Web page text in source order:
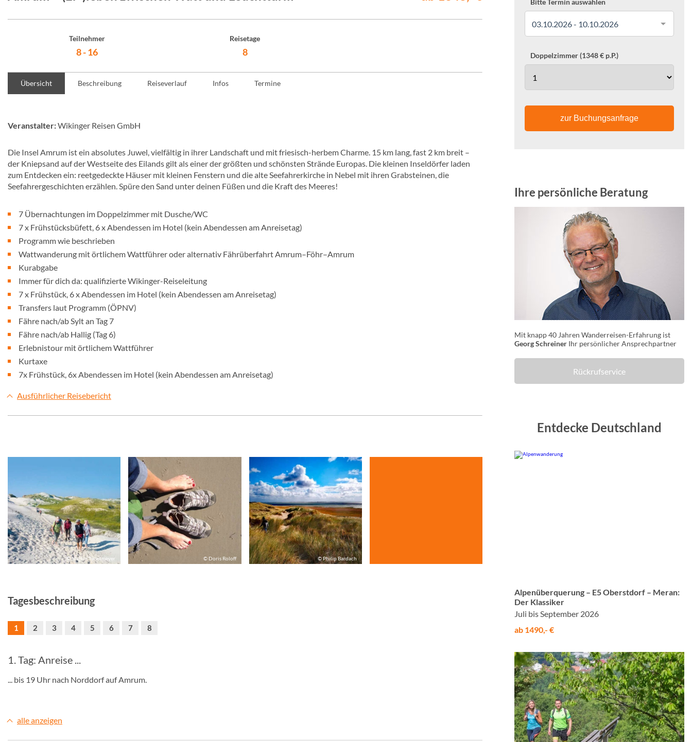
Teilnehmer
8 - 16
Reisetage
8
Übersicht Beschreibung Reiseverlauf Infos Termine
Veranstalter:Wikinger Reisen GmbH
Die Insel Amrum ist ein absolutes Juwel, vielfältig in ihrer Landschaft und mit friesisch-herbem Charme. 15 km lang, fast 2 km breit –
der Kniepsand auf der Westseite des Eilands gilt als einer der größten und schönsten Strände Europas. Die kleinen Inseldörfer laden
zum Entdecken ein: reetgedeckte Häuser mit kleinen Fenstern und die alte Seefahrerkirche in Nebel mit ihren Grabsteinen, die
Seefahrergeschichten erzählen. Spüre den Sand unter deinen Füßen und die Kraft des Meeres!
7 Übernachtungen im Doppelzimmer mit Dusche/WC
7 x Frühstücksbüfett, 6 x Abendessen im Hotel (kein Abendessen am Anreisetag)
Programm wie beschrieben
Wattwanderung mit örtlichem Wattführer oder alternativ Fährüberfahrt Amrum–Föhr–Amrum
Kurabgabe
Immer für dich da: qualifizierte Wikinger-Reiseleitung
7 x Frühstück, 6 x Abendessen im Hotel (kein Abendessen am Anreisetag)
Transfers laut Programm (ÖPNV)
Fähre nach/ab Sylt an Tag 7
Fähre nach/ab Hallig (Tag 6)
Erlebnistour mit örtlichem Wattführer
Kurtaxe
7x Frühstück, 6x Abendessen im Hotel (kein Abendessen am Anreisetag)
Ausführlicher Reisebericht
© Martin Twietmeyer © Doris Roloff © Philip Bardach
Tagesbeschreibung
1 2 3 4 5 6 7 8
1. Tag: Anreise ...
... bis 19 Uhr nach Norddorf auf Amrum.
alle anzeigen
Bitte Termin auswählen
03.10.2026 - 10.10.2026
Doppelzimmer (1348 € p.P.)
zur Buchungsanfrage
Ihre persönliche Beratung
Mit knapp 40 Jahren Wanderreisen-Erfahrung ist
Georg Schreiner Ihr persönlicher Ansprechpartner
Rückrufservice
Entdecke Deutschland
Alpenüberquerung – E5 Oberstdorf – Meran:
Der Klassiker
Juli bis September 2026
ab 1490,- €